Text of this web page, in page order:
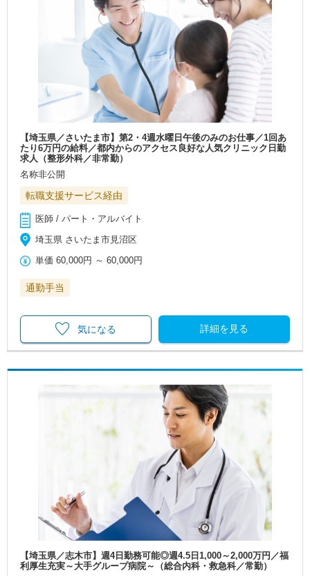
【埼玉県／さいたま市】第2・4週水曜日午後のみのお仕事／1回あ
たり6万円の給料／都内からのアクセス良好な人気クリニック日勤
求人（整形外科／非常勤）
名称非公開
転職支援サービス経由
医師 / パート・アルバイト
埼玉県 さいたま市見沼区
単価 60,000円 ～60,000円
通勤手当
詳細を見る
気になる
【埼玉県／志木市】週4日勤務可能◎週4.5日1,000～2,000万円／福
利厚生充実～大手グループ病院～（総合内科・救急科／常勤）